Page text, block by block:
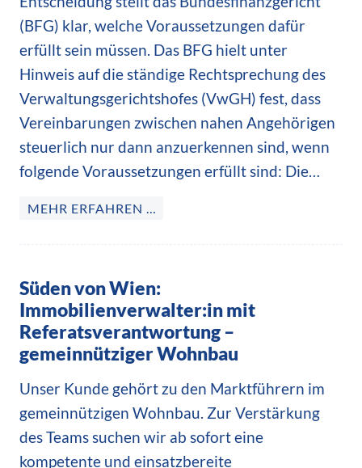
(BFG) klar, welche Voraussetzungen dafür
erfüllt sein müssen. Das BFG hielt unter
Hinweis auf die ständige Rechtsprechung des
Verwaltungsgerichtshofes (VwGH) fest, dass
Vereinbarungen zwischen nahen Angehörigen
steuerlich nur dann anzuerkennen sind, wenn
folgende Voraussetzungen erfüllt sind: Die…
MEHR ERFAHREN …
Süden von Wien:
Immobilienverwalter:in mit
Referatsverantwortung –
gemeinnütziger Wohnbau
Unser Kunde gehört zu den Marktführern im
gemeinnützigen Wohnbau. Zur Verstärkung
des Teams suchen wir ab sofort eine
kompetente und einsatzbereite